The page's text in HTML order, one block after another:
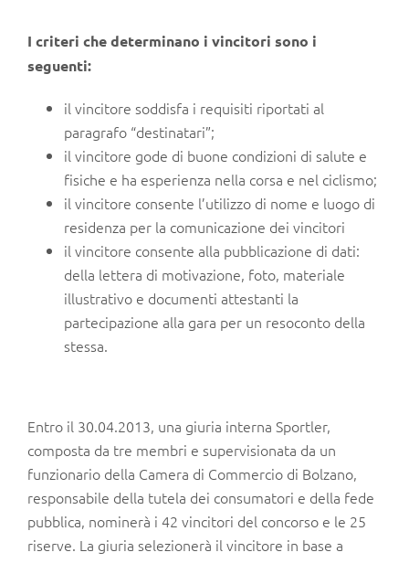
I criteri che determinano i vincitori sono i
seguenti:
il vincitore soddisfa i requisiti riportati al
paragrafo “destinatari”;
il vincitore gode di buone condizioni di salute e
fisiche e ha esperienza nella corsa e nel ciclismo;
il vincitore consente l’utilizzo di nome e luogo di
residenza per la comunicazione dei vincitori
il vincitore consente alla pubblicazione di dati:
della lettera di motivazione, foto, materiale
illustrativo e documenti attestanti la
partecipazione alla gara per un resoconto della
stessa.
Entro il 30.04.2013, una giuria interna Sportler,
composta da tre membri e supervisionata da un
funzionario della Camera di Commercio di Bolzano,
responsabile della tutela dei consumatori e della fede
pubblica, nominerà i 42 vincitori del concorso e le 25
riserve. La giuria selezionerà il vincitore in base a